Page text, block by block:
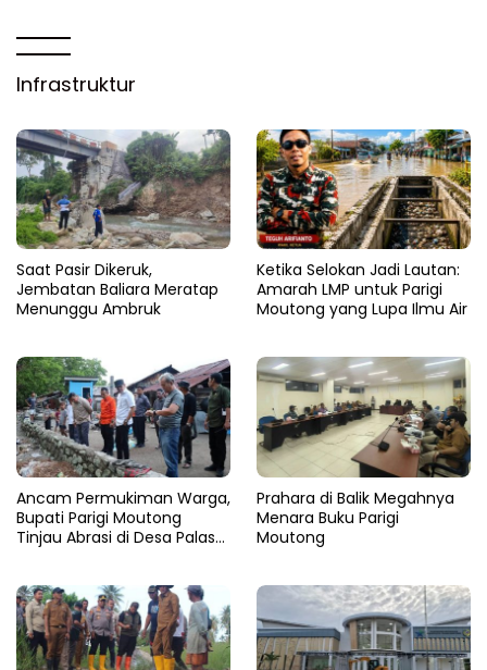
Infrastruktur
Saat Pasir Dikeruk,
Jembatan Baliara Meratap
Menunggu Ambruk
Ketika Selokan Jadi Lautan:
Amarah LMP untuk Parigi
Moutong yang Lupa Ilmu Air
Ancam Permukiman Warga,
Bupati Parigi Moutong
Tinjau Abrasi di Desa Palasa
Prahara di Balik Megahnya
Menara Buku Parigi
Moutong